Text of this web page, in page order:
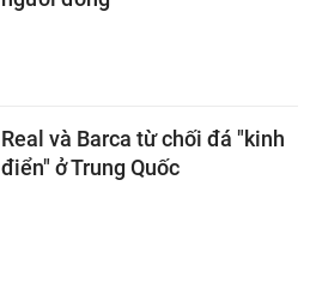
Real và Barca từ chối đá "kinh
điển" ở Trung Quốc